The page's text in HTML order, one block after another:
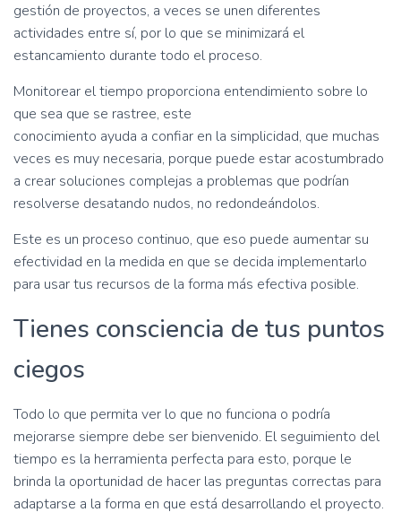
gestión de proyectos, a veces se unen diferentes
actividades entre sí, por lo que se minimizará el
estancamiento durante todo el proceso.
Monitorear el tiempo proporciona entendimiento sobre lo
que sea que se rastree, este
conocimiento ayuda a confiar en la simplicidad, que muchas
veces es muy necesaria, porque puede estar acostumbrado
a crear soluciones complejas a problemas que podrían
resolverse desatando nudos, no redondeándolos.
Este es un proceso continuo, que eso puede aumentar su
efectividad en la medida en que se decida implementarlo
para usar tus recursos de la forma más efectiva posible.
Tienes consciencia de tus puntos
ciegos
Todo lo que permita ver lo que no funciona o podría
mejorarse siempre debe ser bienvenido. El seguimiento del
tiempo es la herramienta perfecta para esto, porque le
brinda la oportunidad de hacer las preguntas correctas para
adaptarse a la forma en que está desarrollando el proyecto.